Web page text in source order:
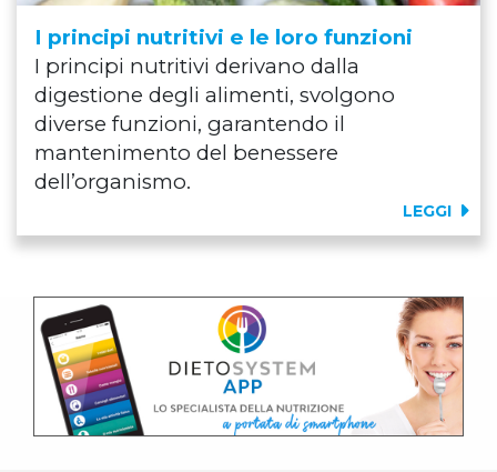
I principi nutritivi e le loro funzioni
I principi nutritivi derivano dalla
digestione degli alimenti, svolgono
diverse funzioni, garantendo il
mantenimento del benessere
dell’organismo.
LEGGI